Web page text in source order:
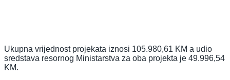
Ukupna vrijednost projekata iznosi 105.980,61 KM a udio
sredstava resornog Ministarstva za oba projekta je 49.996,54
KM.